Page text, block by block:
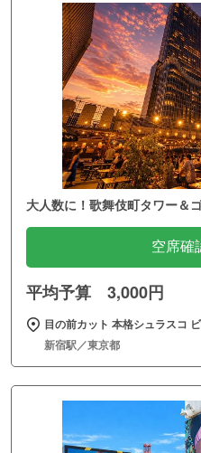
大人数に！歌舞伎町タワー＆
空席確
平均予算 3,000円
目の前カット 本格シュラスコ
新宿駅／東京都